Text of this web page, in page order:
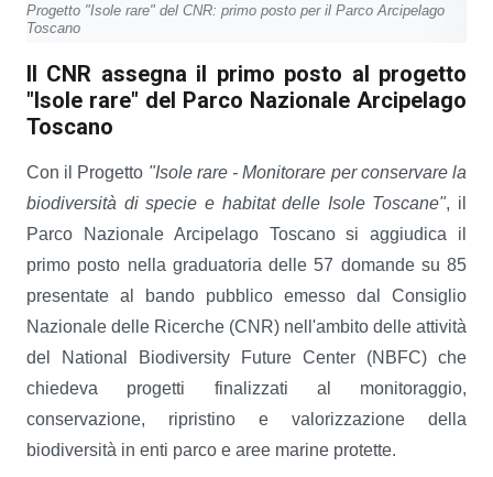
Progetto "Isole rare" del CNR: primo posto per il Parco Arcipelago
Toscano
Il CNR assegna il primo posto al progetto
"Isole rare" del Parco Nazionale Arcipelago
Toscano
Con il Progetto "Isole rare - Monitorare per conservare la
biodiversità di specie e habitat delle Isole Toscane", il
Parco Nazionale Arcipelago Toscano si aggiudica il
primo posto nella graduatoria delle 57 domande su 85
presentate al bando pubblico emesso dal Consiglio
Nazionale delle Ricerche (CNR) nell'ambito delle attività
del National Biodiversity Future Center (NBFC) che
chiedeva progetti finalizzati al monitoraggio,
conservazione, ripristino e valorizzazione della
biodiversità in enti parco e aree marine protette.